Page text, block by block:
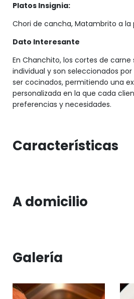
Platos Insignia:
Chori de cancha, Matambrito a la
Dato Interesante
En Chanchito, los cortes de
individual y son seleccionados
ser cocinados, permitiendo una
personalizada en la que cada
preferencias y necesidades.
Características
A domicilio
Galería